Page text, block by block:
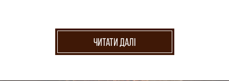
ЧИТАТИ ДАЛІ